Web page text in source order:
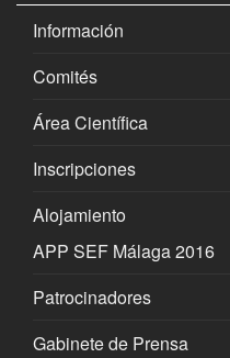
Información
Comités
Área Científica
Inscripciones
Alojamiento
APP SEF Málaga 2016
Patrocinadores
Gabinete de Prensa